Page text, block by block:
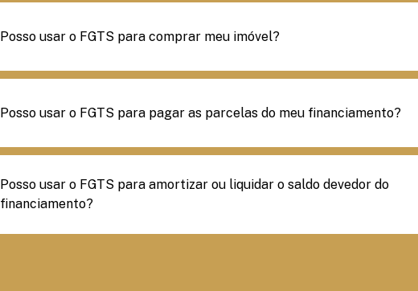
Posso usar o FGTS para comprar meu imóvel?
Posso usar o FGTS para pagar as parcelas do meu financiamento?
Posso usar o FGTS para amortizar ou liquidar o saldo devedor do
financiamento?